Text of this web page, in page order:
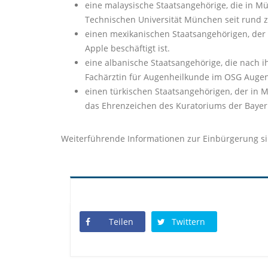
eine malaysische Staatsangehörige, die in
Technischen Universität München seit rund
einen mexikanischen Staatsangehörigen,
Apple beschäftigt ist.
eine albanische Staatsangehörige, die
Fachärztin für Augenheilkunde im OSG
einen türkischen Staatsangehörigen, der in
das Ehrenzeichen des Kuratoriums der
Weiterführende Informationen zur Einbürgerung
Teilen Twittern